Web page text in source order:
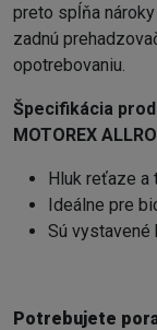
preto spĺňa
zadnú
opotrebovaniu.
Špecifikácia
MOTOREX
Hluk reťaze a
Ideálne pre
Sú vystavené
Potrebujete